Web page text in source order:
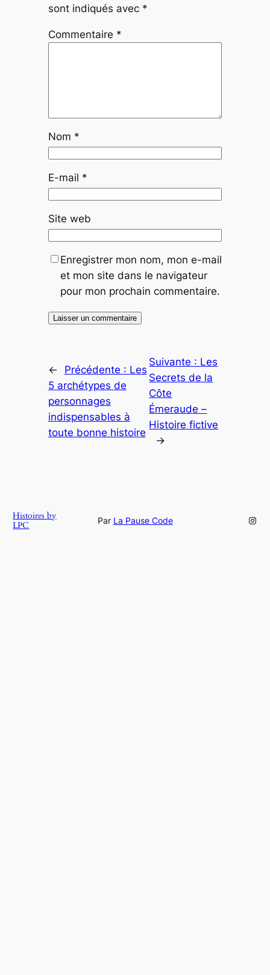
sont indiqués avec *
Commentaire *
Nom *
E-mail *
Site web
Enregistrer mon nom, mon e-mail
et mon site dans le navigateur
pour mon prochain commentaire.
← Précédente : Les
5 archétypes de
personnages
indispensables à
toute bonne histoire
Suivante : Les
Secrets de la
Côte
Émeraude –
Histoire fictive
→
Histoires by
LPC
Par La Pause Code